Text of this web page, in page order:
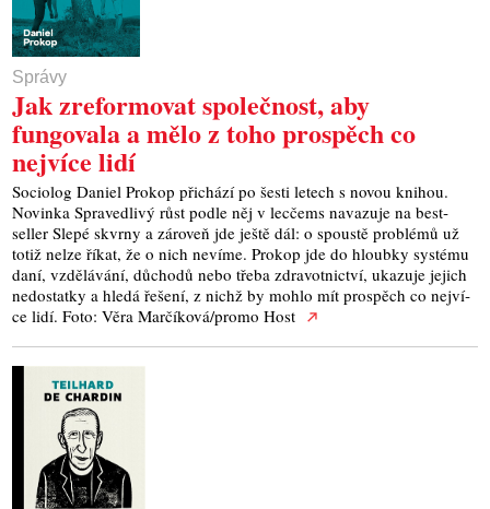
Správy
Jak zreformovat společnost, aby
fungovala a mělo z toho prospěch co
nejvíce lidí
Soci­o­log Daniel Pro­kop při­chá­zí po šes­ti letech s novou kni­hou.
Novin­ka Spra­ved­li­vý růst pod­le něj v lec­čems nava­zu­je na best­
seller Sle­pé skvr­ny a záro­veň jde ješ­tě dál: o spous­tě pro­blé­mů už
totiž nelze říkat, že o nich neví­me. Pro­kop jde do hloub­ky sys­té­mu
daní, vzdě­lá­vá­ní, důcho­dů nebo tře­ba zdra­vot­nic­tví, uka­zu­je jejich
nedo­stat­ky a hle­dá řeše­ní, z nichž by moh­lo mít pro­spěch co nej­ví­
ce lidí. Foto: Věra Marčíková/promo Host